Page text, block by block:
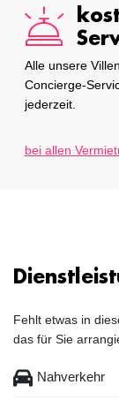
Alle unsere
Concierge-
jederzeit.
bei allen
Fehlt etwas in
das für Sie
Nahverkehr